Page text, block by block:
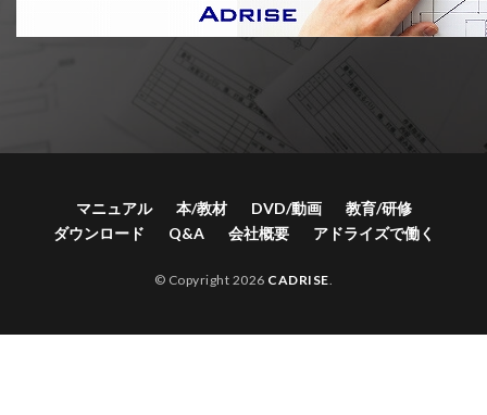
マニュアル 本/教材 DVD/動画
教育/研修
ダウンロード
Q&A 会社概要 アドライズで働く
© Copyright 2026 CADRISE.